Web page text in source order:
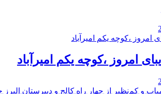
امروز ،کوچه یکم امیرآباد